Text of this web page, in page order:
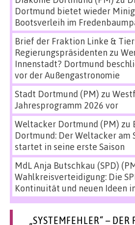
Dortmund bietet wieder
Bootsverleih im
Brief der Fraktion Linke &
Regierungspräsidenten zu
Innenstadt? Dortmund
vor der Außengastronomie
Stadt Dortmund (PM) zu
Jahresprogramm 2026 vor
Weltacker Dortmund (PM) zu
Dortmund: Der Weltacker am
startet in seine erste Saison
MdL Anja Butschkau (SPD)
Wahlkreisverteidigung: Die
Kontinuität und neuen Ideen
„SYSTEMFEHLER“ –